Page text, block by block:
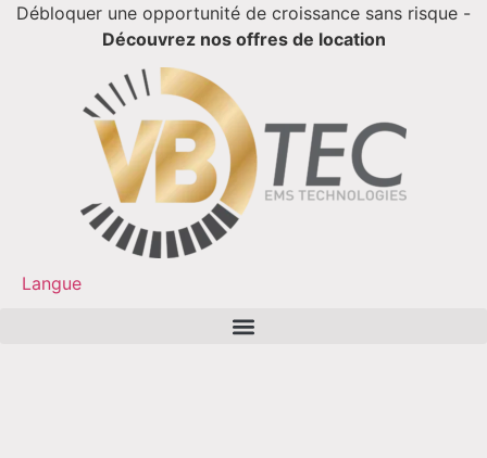
Débloquer une opportunité de croissance sans risque -
Découvrez nos offres de location
Langue